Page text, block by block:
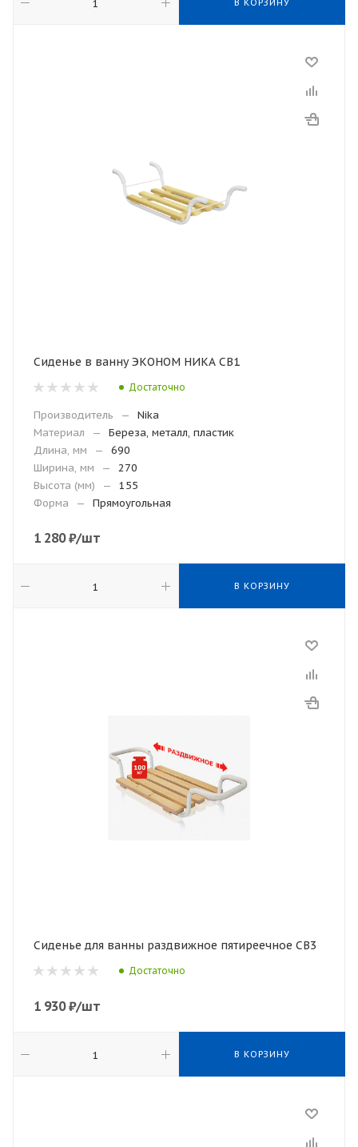
В КОРЗИНУ
Сиденье в ванну ЭКОНОМ НИКА СВ1
Достаточно
Производитель —
Nika
Материал
—
Береза, металл, пластик
Длина, мм
—
690
Ширина, мм
—
270
Высота (мм)
—
155
Форма
— Прямоугольная
1 280₽/шт
В КОРЗИНУ
Сиденье для ванны раздвижное пятиреечное СВ3
Достаточно
1 930₽/шт
В КОРЗИНУ